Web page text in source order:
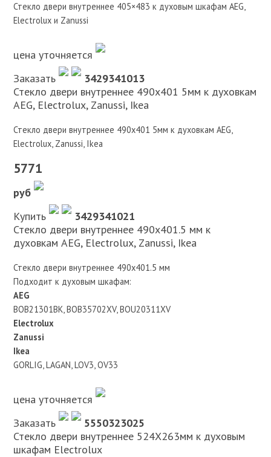
Стекло двери внутреннее 405×483 к духовым шкафам AEG,
Electrolux и Zanussi
цена уточняется
Заказать
3429341013
Стекло двери внутреннее 490х401 5мм к духовкам
AEG, Electrolux, Zanussi, Ikea
Стекло двери внутреннее 490х401 5мм к духовкам AEG,
Electrolux, Zanussi, Ikea
5771
руб
Купить
3429341021
Стекло двери внутреннее 490х401.5 мм к
духовкам AEG, Electrolux, Zanussi, Ikea
Стекло двери внутреннее 490х401.5 мм
Подходит к духовым шкафам:
AEG
BOB21301BK, BOB35702XV, BOU20311XV
Electrolux
Zanussi
Ikea
GORLIG, LAGAN, LOV3, OV33
цена уточняется
Заказать
5550323025
Стекло двери внутреннее 524X263мм к духовым
шкафам Electrolux